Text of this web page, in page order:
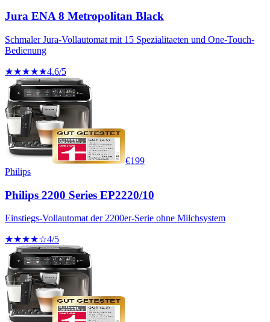
Jura ENA 8 Metropolitan Black
Schmaler Jura-Vollautomat mit 15 Spezialitaeten und One-Touch-
Bedienung
★★★★★4.6/5
€199
Philips
Philips 2200 Series EP2220/10
Einstiegs-Vollautomat der 2200er-Serie ohne Milchsystem
★★★★☆4/5